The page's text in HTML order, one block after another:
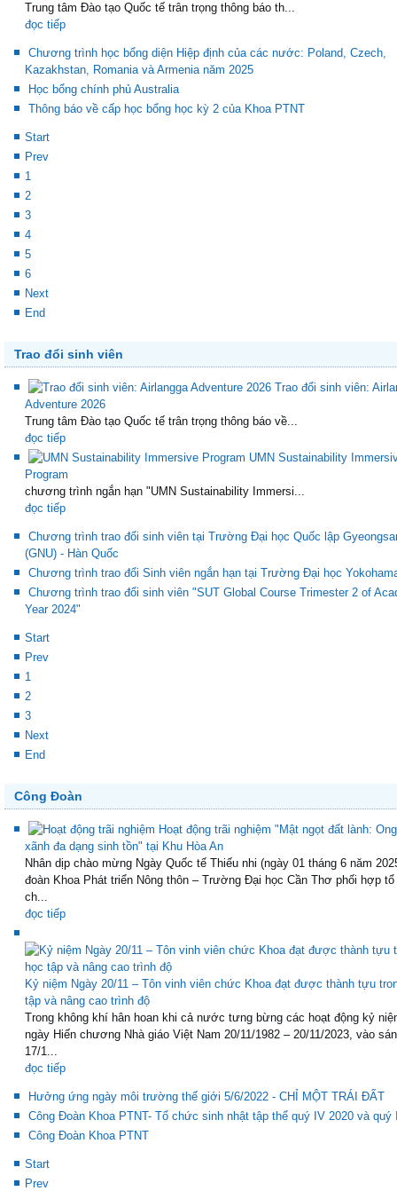
Trung tâm Đào tạo Quốc tế trân trọng thông báo th...
đọc tiếp
Chương trình học bổng diện Hiệp định của các nước: Poland, Czech,
Kazakhstan, Romania và Armenia năm 2025
Học bổng chính phủ Australia
Thông báo về cấp học bổng học kỳ 2 của Khoa PTNT
Start
Prev
1
2
3
4
5
6
Next
End
Trao đổi sinh viên
Trao đổi sinh viên:
Adventure 2026
Trung tâm Đào tạo Quốc tế trân trọng thông báo về...
đọc tiếp
UMN Sustainability
Program
chương trình ngắn hạn "UMN Sustainability Immersi...
đọc tiếp
Chương trình trao đổi sinh viên tại Trường Đại học Quốc lập
(GNU) - Hàn Quốc
Chương trình trao đổi Sinh viên ngắn hạn tại Trường Đại học
Chương trình trao đổi sinh viên "SUT Global Course Trimester 2 of
Year 2024"
Start
Prev
1
2
3
Next
End
Công Đoàn
Hoạt động trãi nghiệm "Mật ngọt đất lành:
xãnh đa dạng sinh tồn" tại Khu Hòa An
Nhân dịp chào mừng Ngày Quốc tế Thiếu nhi (ngày 01 tháng 6 năm
đoàn Khoa Phát triển Nông thôn – Trường Đại học Cần Thơ phối hợp
ch...
đọc tiếp
Kỷ niệm Ngày 20/11 – Tôn vinh viên chức Khoa đạt được thành tựu
tập và nâng cao trình độ
Trong không khí hân hoan khi cả nước tưng bừng các hoạt động kỷ
ngày Hiến chương Nhà giáo Việt Nam 20/11/1982 – 20/11/2023, vào
17/1...
đọc tiếp
Hưởng ứng ngày môi trường thế giới 5/6/2022 - CHỈ MỘT TRÁI ĐẤT
Công Đoàn Khoa PTNT- Tổ chức sinh nhật tập thể quý IV 2020 và quý
Công Đoàn Khoa PTNT
Start
Prev